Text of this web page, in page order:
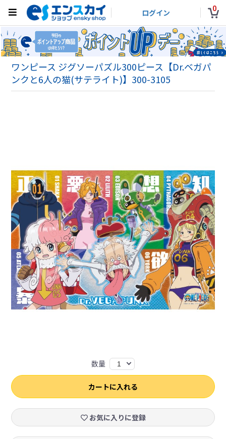
ログイン 0
ワンピース ジグソーパズル300ピース【Dr.ベガパ
ンクと6人の猫(サテライト)】300-3105
数量 1
カートに入れる
お気に入りに登録